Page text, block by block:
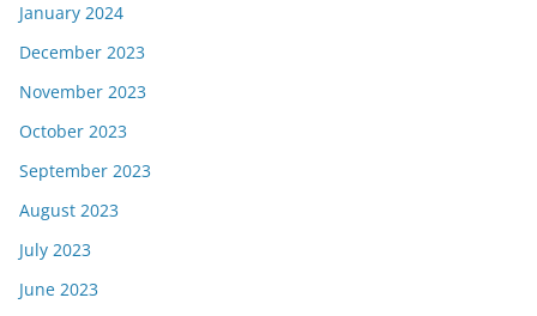
January 2024
December 2023
November 2023
October 2023
September 2023
August 2023
July 2023
June 2023